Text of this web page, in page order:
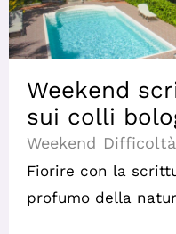
Weekend
sui colli
Weekend
Fiorire con la
profumo della